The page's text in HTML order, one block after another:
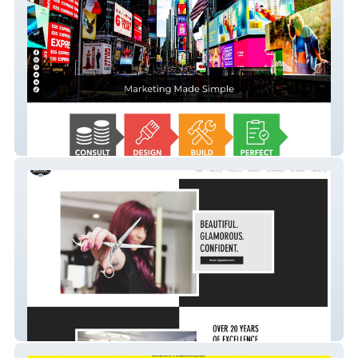
infinitdesigns
Gallery Salon